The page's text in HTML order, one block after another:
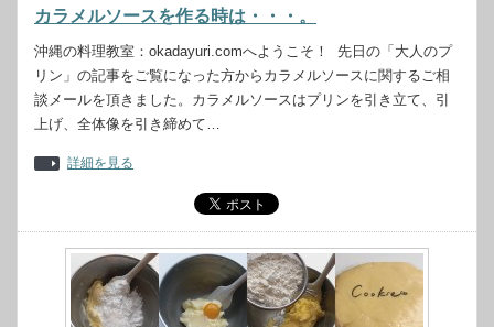
カラメルソースを作る時は・・・。
沖縄の料理教室：okadayuri.comへようこそ！ 先日の「大人のプ
リン」の記事をご覧になった方からカラメルソースに関するご相
談メールを頂きました。カラメルソースはプリンを引き立て、引
上げ、全体像を引き締めて…
詳細を見る